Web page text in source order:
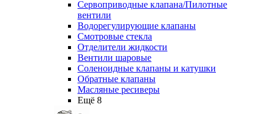
Сервоприводные клапана/Пилотные
вентили
Водорегулирующие клапаны
Смотровые стекла
Отделители жидкости
Вентили шаровые
Соленоидные клапаны и катушки
Обратные клапаны
Масляные ресиверы
Ещё 8